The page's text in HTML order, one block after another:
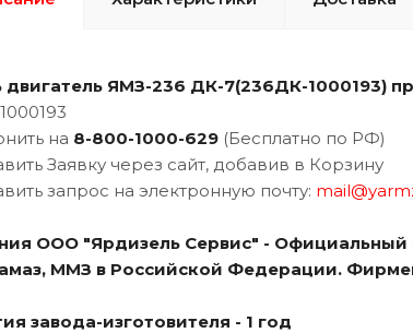
двигатель ЯМЗ-236 ДК-7(236ДК-1000193)
на 8-800-1000-629 (Бесплатно по РФ)
Заявку через сайт, добавив в Корзину
запрос на электронную почту:
ООО "Ярдизель Сервис" - Официальный
ММЗ в Российской Федерации.
завода-изготовителя - 1 год